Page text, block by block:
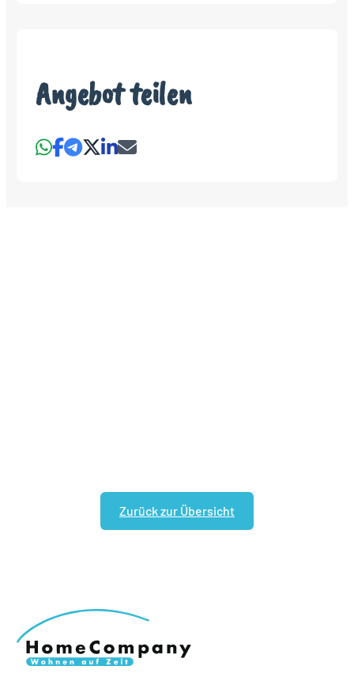
Angebot teilen
Zurück zur Übersicht